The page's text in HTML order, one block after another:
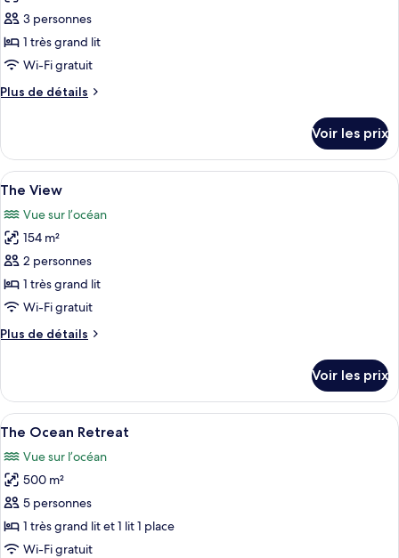
Villa
pour
ce
type
chambre :
Villa
3 personnes
1 très grand lit
Wi-Fi gratuit
Plus de détails
Plus
le
type
de
Beachfront
Pool
Voir les prix
Afficher
toutes
les
photos
pour
ce
type
chambre :
Une villa située sur une colline,
9
The View
Vue sur l’océan
154 m²
2 personnes
1 très grand lit
Wi-Fi gratuit
Plus de détails
Plus
le
type
de
The
View
Voir les prix
Afficher
toutes
les
photos
pour
ce
type
Vue aérienne d’une station
10
The Ocean Retreat
Vue sur l’océan
500 m²
5 personnes
1 très grand lit et 1 lit 1 place
Wi-Fi gratuit